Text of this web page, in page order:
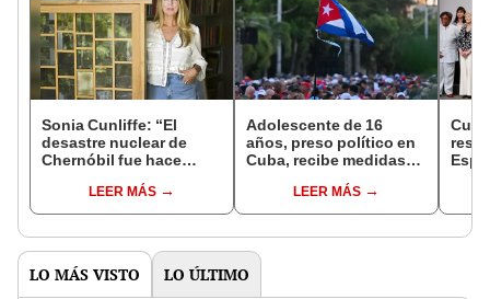
Sonia Cunliffe: “El
desastre nuclear de
Chernóbil fue hace
mundo está discutiendo
ahora sobre una
LEER MÁS
Adolescente de 16
años, preso político en
Cuba, recibe medidas
protección por la CIDH
LEER MÁS
LO MÁS VISTO LO ÚLTIMO